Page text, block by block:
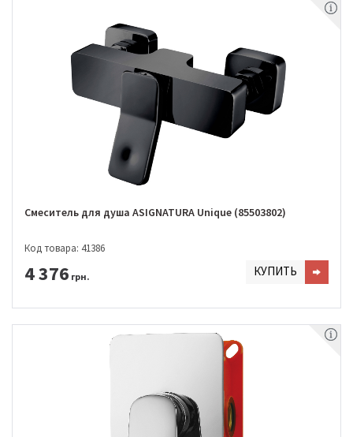
Смеситель для душа ASIGNATURA Unique (85503802)
Код товара: 41386
4 376 грн. КУПИТЬ